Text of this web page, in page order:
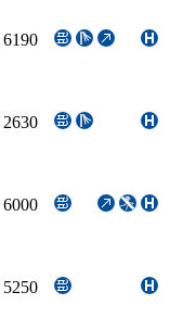
6190
2630
6000
5250